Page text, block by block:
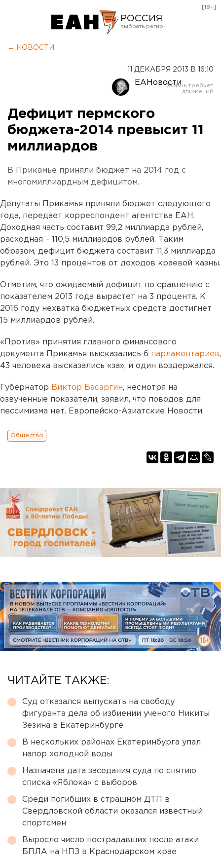
РОССИЯ
Оренбург
[18+]
← НОВОСТИ
11 ДЕКАБРЯ 2013 В 16:10
ЕАНовости
Дефицит пермского
бюджета-2014 превысит 11
миллиардов
В Прикамье приняли бюджет на 2014 год с
многомиллиардным дефицитом.
Депутаты Прикамья приняли бюджет следующего
года, передает корреспондент агентства ЕАН.
Доходная часть составит 99,2 миллиарда рублей,
расходная – 110,5 миллиардов рублей. Таким
образом, дефицит бюджета составит 11,3 миллиарда
рублей. Это 13 процентов от доходов краевой казны.
Отметим, что ожидаемый дефицит по сравнению с
показателем 2013 года вырастет на 3 процента. К
2016 году нехватка бюджетных средств достигнет
15 миллиардов рублей.
«Против» принятия главного финансового
документа Прикамья высказались 6 парламентариев,
43 человека высказались «за», и один воздержался.
Губернатор Виктор Басаргин, несмотря на
озвученные показатели, заявил, что поводов для
пессимизма нет. Европейско-Азиатские Новости.
Общество
ЧИТАЙТЕ ТАКЖЕ:
Суд отказался выпускать на свободу
фигуранта дела об избиении ученого Никиты
Зезина в Екатеринбурге
В нескольких районах Екатеринбурга упал
напор холодной воды
Назначена дата заседания суда по снятию
списка «Яблока» с выборов
Среди погибших в страшном ДТП в
Свердловской области оказался известный
спортсмен
Выросло число пострадавших после атаки
БПЛА на НПЗ в Краснодарском крае